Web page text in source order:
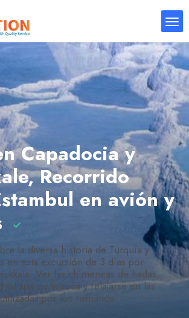
Capadocia y
Recorrido
en avión y
la diversa historia de Turquía y
en esta excursión de 3 días por
Ver las chimeneas de hadas,
tallada en la roca y relajarse en las
por los romanos.